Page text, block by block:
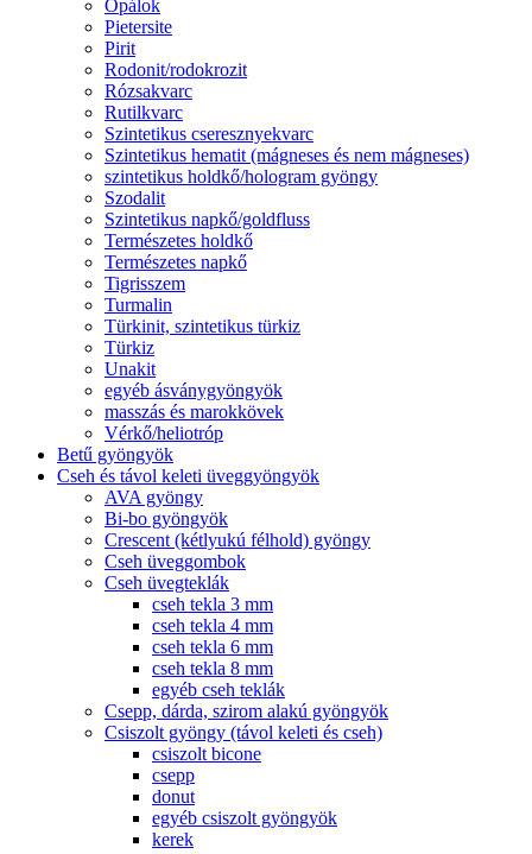
Opálok
Pietersite
Pirit
Rodonit/rodokrozit
Rózsakvarc
Rutilkvarc
Szintetikus cseresznyekvarc
Szintetikus hematit (mágneses és nem mágneses)
szintetikus holdkő/hologram gyöngy
Szodalit
Szintetikus napkő/goldfluss
Természetes holdkő
Természetes napkő
Tigrisszem
Turmalin
Türkinit, szintetikus türkiz
Türkiz
Unakit
egyéb ásványgyöngyök
masszás és marokkövek
Vérkő/heliotróp
Betű gyöngyök
Cseh és távol keleti üveggyöngyök
AVA gyöngy
Bi-bo gyöngyök
Crescent (kétlyukú félhold) gyöngy
Cseh üveggombok
Cseh üvegteklák
cseh tekla 3 mm
cseh tekla 4 mm
cseh tekla 6 mm
cseh tekla 8 mm
egyéb cseh teklák
Csepp, dárda, szirom alakú gyöngyök
Csiszolt gyöngy (távol keleti és cseh)
csiszolt bicone
csepp
donut
egyéb csiszolt gyöngyök
kerek